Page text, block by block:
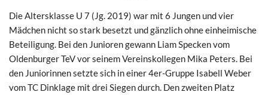
Die Altersklasse U 7 (Jg. 2019) war mit 6 Jungen und vier
Mädchen nicht so stark besetzt und gänzlich ohne einheimische
Beteiligung. Bei den Junioren gewann Liam Specken vom
Oldenburger TeV vor seinem Vereinskollegen Mika Peters. Bei
den Juniorinnen setzte sich in einer 4er-Gruppe Isabell Weber
vom TC Dinklage mit drei Siegen durch. Den zweiten Platz